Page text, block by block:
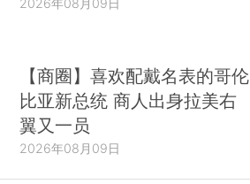
2026年08月09日
【商圈】喜欢配戴名表的哥伦
比亚新总统 商人出身拉美右
翼又一员
2026年08月09日